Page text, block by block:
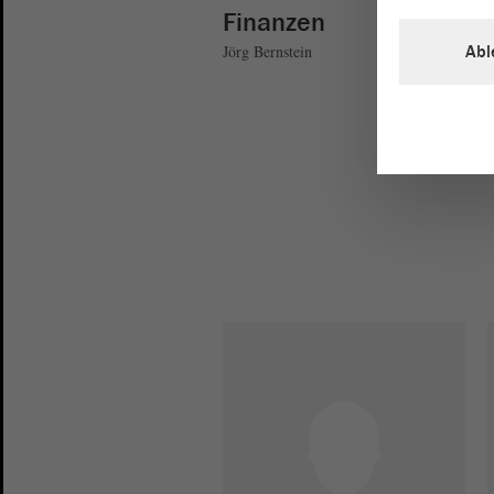
Finanzen
Jörg Bernstein